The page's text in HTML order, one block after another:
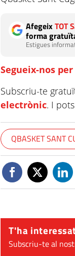
AfegeixTOT
forma
Estigues
Segueix-nos
Subscriu-te
electrònic. I
QBASKET SANT
T'ha
Subscriu-te al